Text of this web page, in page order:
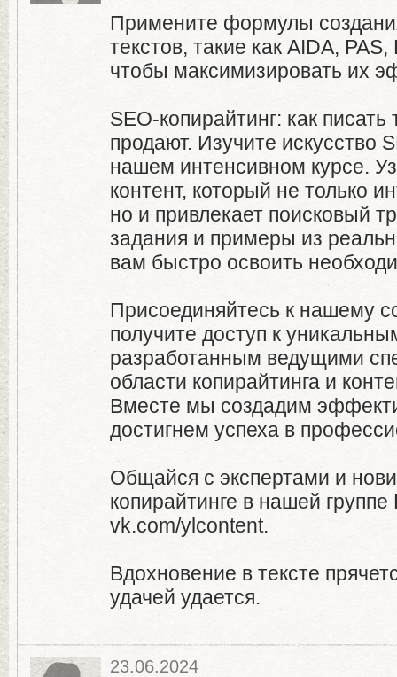
Примените формулы
текстов, такие как AIDA,
чтобы максимизировать их
SEO-копирайтинг: как
продают. Изучите искусство
нашем интенсивном курсе.
контент, который не только
но и привлекает поисковый
задания и примеры из
вам быстро освоить
Присоединяйтесь к нашему
получите доступ к
разработанным ведущими
области копирайтинга и
Вместе мы создадим
достигнем успеха в
Общайся с экспертами и
копирайтинге в нашей группе
vk.com/ylcontent.
Вдохновение в тексте
удачей удается.
23.06.2024